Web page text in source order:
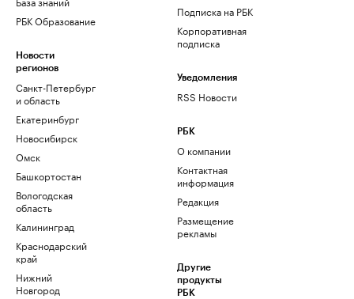
РБК Образование
Новости
регионов
Санкт-Петербург
и область
Екатеринбург
Новосибирск
Омск
Башкортостан
Вологодская
область
Калининград
Краснодарский
край
Нижний
Новгород
Подписка на РБК
Корпоративная
подписка
Уведомления
RSS Новости
РБК
О компании
Контактная
информация
Редакция
Размещение
рекламы
Другие
продукты
РБК